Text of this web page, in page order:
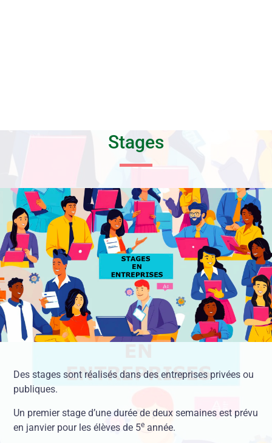
Stages
Des stages sont réalisés dans des entreprises privées ou
publiques.
Un premier stage d’une durée de deux semaines est prévu
en janvier pour les élèves de 5e année.